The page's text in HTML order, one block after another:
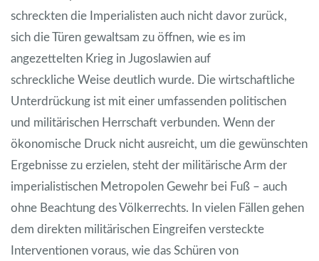
schreckten die Imperialisten auch nicht davor zurück,
sich die Türen gewaltsam zu öffnen, wie es im
angezettelten Krieg in Jugoslawien auf
schreckliche Weise deutlich wurde. Die wirtschaftliche
Unterdrückung ist mit einer umfassenden politischen
und militärischen Herrschaft verbunden. Wenn der
ökonomische Druck nicht ausreicht, um die gewünschten
Ergebnisse zu erzielen, steht der militärische Arm der
imperialistischen Metropolen Gewehr bei Fuß – auch
ohne Beachtung des Völkerrechts. In vielen Fällen gehen
dem direkten militärischen Eingreifen versteckte
Interventionen voraus, wie das Schüren von